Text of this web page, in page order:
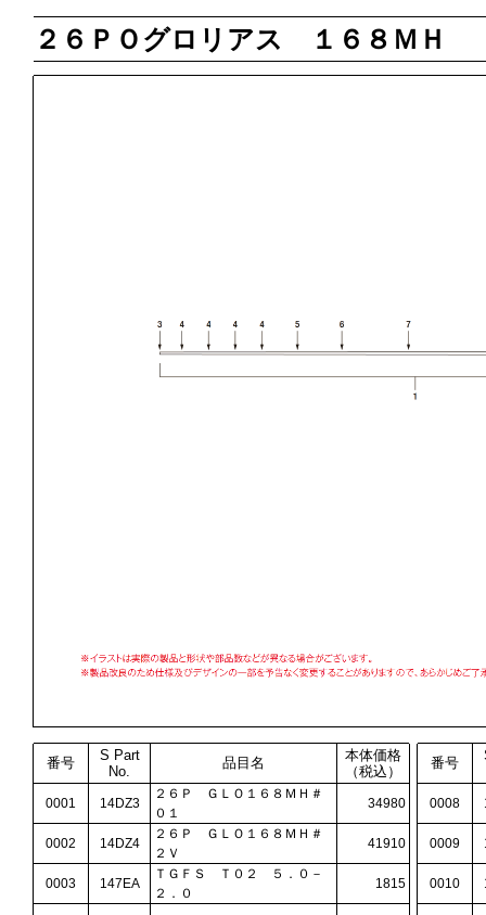
２６ＰＯグロリアス １６８ＭＨ
番号
S Part
No.
品目名
本体価格
（税込）
番号
0001 14DZ3
２６Ｐ ＧＬＯ１６８ＭＨ＃
０１
34980 0008
0002 14DZ4
２６Ｐ ＧＬＯ１６８ＭＨ＃
２Ｖ
41910 0009
0003 147EA
ＴＧＦＳ Ｔ０２ ５．０－
２．０
1815 0010